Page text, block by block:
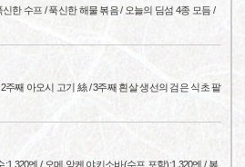
신한 수프 / 푹신한 해물 볶음 / 오늘의 딤섬 4종 모듬 /
주째 아오시 고기 絲 / 3주째 흰살 생선의 검은 식초 팥
:1,320엔 / 오메 앙케 야키소바(수프 포함):1,320엔 / 볶